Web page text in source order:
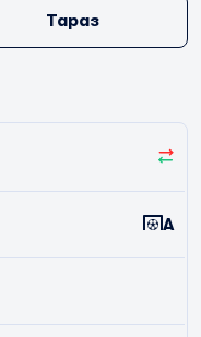
Тараз
A